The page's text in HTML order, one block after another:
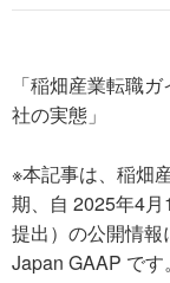
「稲畑産業転職
社の実態」
※本記事は、稲畑
期、自 2025年4
提出）の公開情
Japan GAAP です。